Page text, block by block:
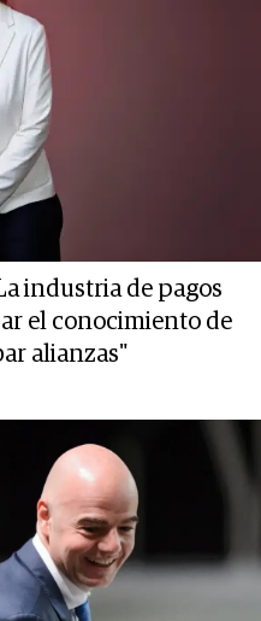
industria de pagos
el conocimiento de
alianzas"